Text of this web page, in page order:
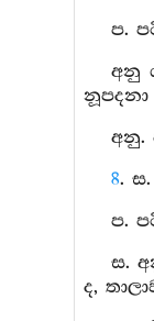
ප.
අනු
අනු.
8.
ප.
ස.
ද,